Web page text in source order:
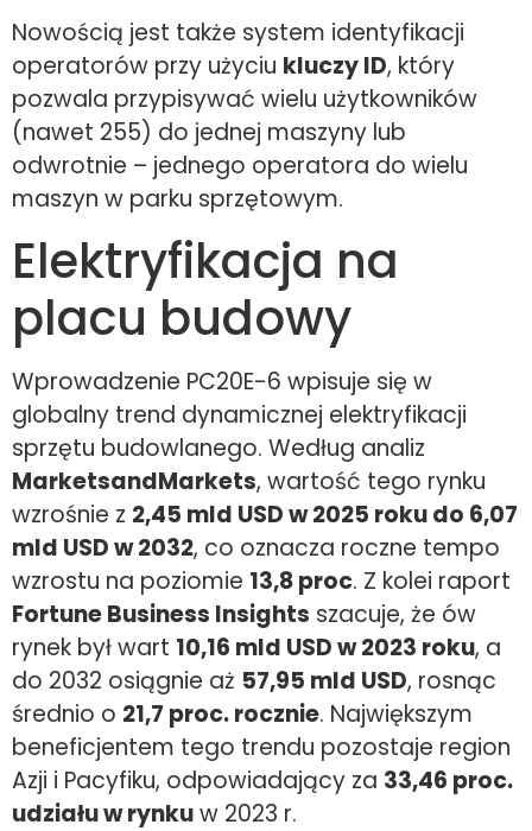
Nowością jest także system identyfikacji
operatorów przy użyciu kluczy ID, który
pozwala przypisywać wielu użytkowników
(nawet 255) do jednej maszyny lub
odwrotnie – jednego operatora do wielu
maszyn w parku sprzętowym.
Elektryfikacja na
placu budowy
Wprowadzenie PC20E-6 wpisuje się w
globalny trend dynamicznej elektryfikacji
sprzętu budowlanego. Według analiz
MarketsandMarkets, wartość tego rynku
wzrośnie z 2,45 mld USD w 2025 roku do 6,07
mld USD w 2032, co oznacza roczne tempo
wzrostu na poziomie 13,8 proc. Z kolei raport
Fortune Business Insights szacuje, że ów
rynek był wart 10,16 mld USD w 2023 roku, a
do 2032 osiągnie aż 57,95 mld USD, rosnąc
średnio o 21,7 proc. rocznie. Największym
beneficjentem tego trendu pozostaje region
Azji i Pacyfiku, odpowiadający za 33,46 proc.
udziału w rynkuw 2023 r.